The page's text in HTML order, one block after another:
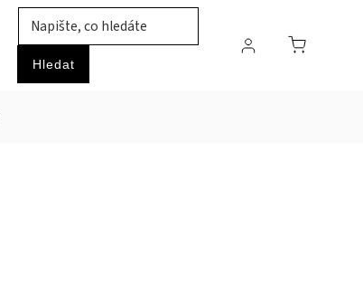
Hledat
ZVÍŘATA PRŮMYSLOVÉ ZBOŽÍ HOBBY